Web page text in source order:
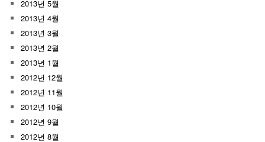
2013년 5월
2013년 4월
2013년 3월
2013년 2월
2013년 1월
2012년 12월
2012년 11월
2012년 10월
2012년 9월
2012년 8월